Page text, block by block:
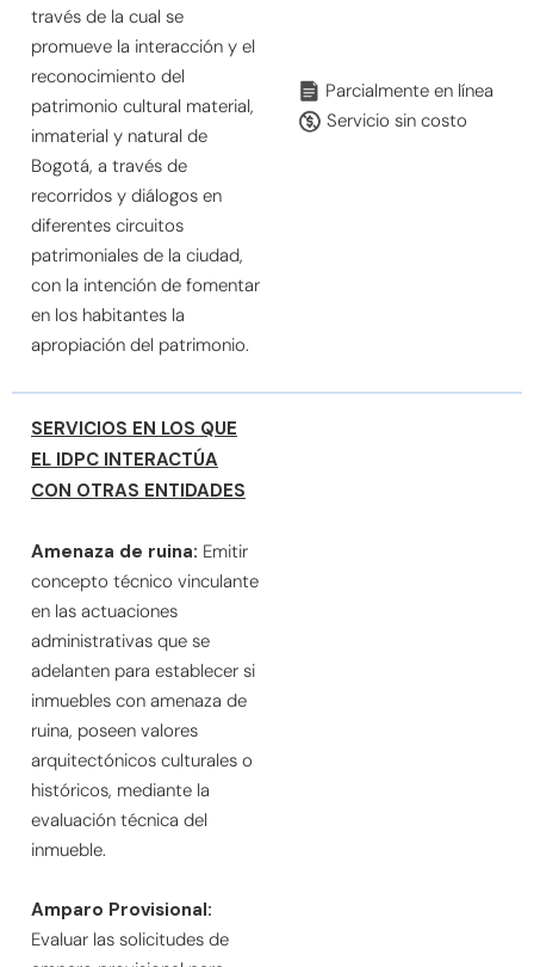
través de la cual se
promueve la interacción y el
reconocimiento del
patrimonio cultural material,
inmaterial y natural de
Bogotá, a través de
recorridos y diálogos en
diferentes circuitos
patrimoniales de la ciudad,
con la intención de fomentar
en los habitantes la
apropiación del patrimonio.
Parcialmente en línea
Servicio sin costo
SERVICIOS EN LOS QUE
EL IDPC INTERACTÚA
CON OTRAS ENTIDADES
Amenaza de ruina: Emitir
concepto técnico vinculante
en las actuaciones
administrativas que se
adelanten para establecer si
inmuebles con amenaza de
ruina, poseen valores
arquitectónicos culturales o
históricos, mediante la
evaluación técnica del
inmueble.
Amparo Provisional:
Evaluar las solicitudes de